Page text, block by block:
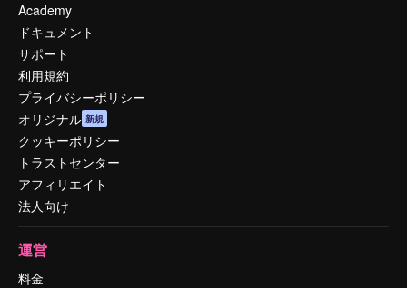
Academy
ドキュメント
サポート
利用規約
プライバシーポリシー
オリジナル 新規
クッキーポリシー
トラストセンター
アフィリエイト
法人向け
運営
料金